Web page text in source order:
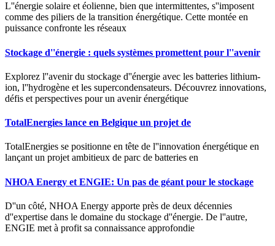
L''énergie solaire et éolienne, bien que intermittentes, s''imposent
comme des piliers de la transition énergétique. Cette montée en
puissance confronte les réseaux
Stockage d''énergie : quels systèmes promettent pour l''avenir
Explorez l''avenir du stockage d''énergie avec les batteries lithium-
ion, l''hydrogène et les supercondensateurs. Découvrez innovations,
défis et perspectives pour un avenir énergétique
TotalEnergies lance en Belgique un projet de
TotalEnergies se positionne en tête de l''innovation énergétique en
lançant un projet ambitieux de parc de batteries en
NHOA Energy et ENGIE: Un pas de géant pour le stockage
D''un côté, NHOA Energy apporte près de deux décennies
d''expertise dans le domaine du stockage d''énergie. De l''autre,
ENGIE met à profit sa connaissance approfondie